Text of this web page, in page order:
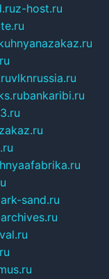
z-host.ru
vlknrussia.ru
bankaribi.ru
sand.ru